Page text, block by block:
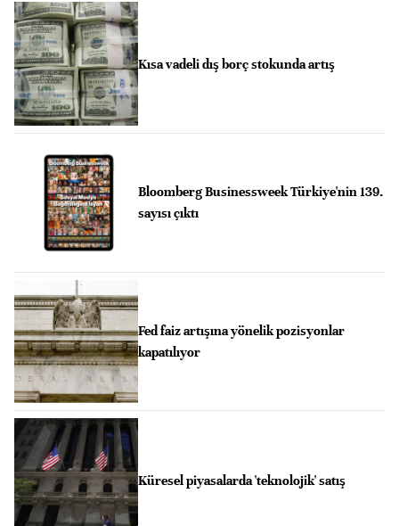
Kısa vadeli dış borç stokunda artış
Bloomberg Businessweek Türkiye'nin 139.
sayısı çıktı
Fed faiz artışına yönelik pozisyonlar
kapatılıyor
Küresel piyasalarda 'teknolojik' satış